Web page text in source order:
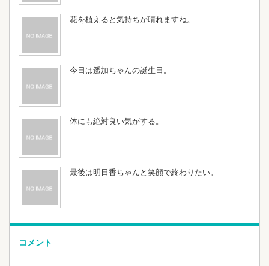
花を植えると気持ちが晴れますね。
今日は遥加ちゃんの誕生日。
体にも絶対良い気がする。
最後は明日香ちゃんと笑顔で終わりたい。
コメント